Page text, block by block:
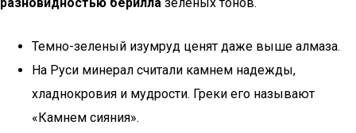
Темно-зеленый изумруд ценят даже выше алмаза.
На Руси минерал считали камнем надежды,
хладнокровия и мудрости. Греки его называют
«Камнем сияния».